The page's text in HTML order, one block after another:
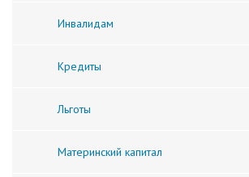
Инвалидам
Кредиты
Льготы
Материнский капитал